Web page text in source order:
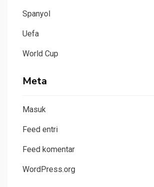
Spanyol
Uefa
World Cup
Meta
Masuk
Feed entri
Feed komentar
WordPress.org